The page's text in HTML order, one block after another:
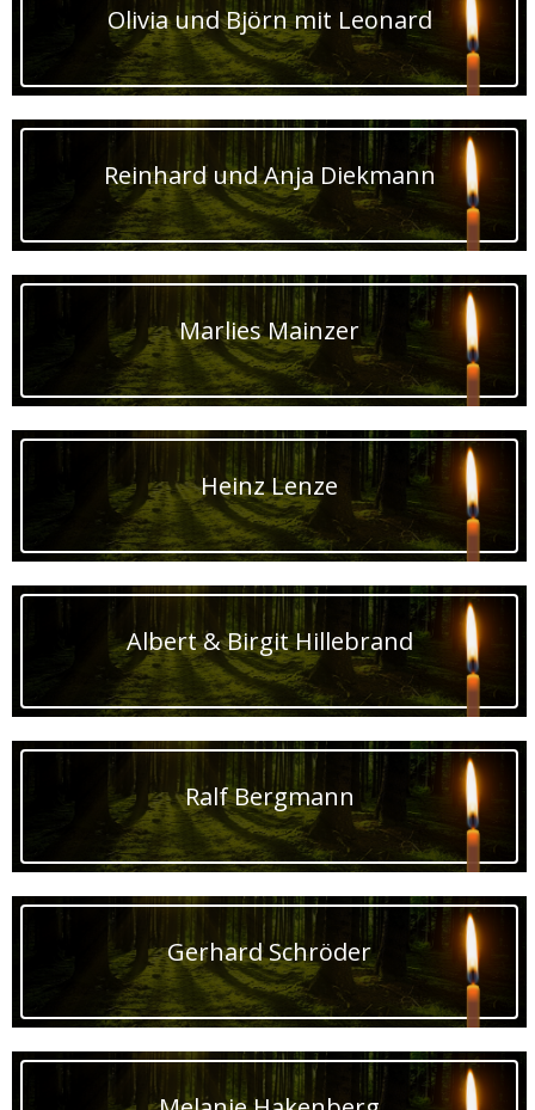
Olivia und Björn mit Leonard
Reinhard und Anja Diekmann
Marlies Mainzer
Heinz Lenze
Albert & Birgit Hillebrand
Ralf Bergmann
Gerhard Schröder